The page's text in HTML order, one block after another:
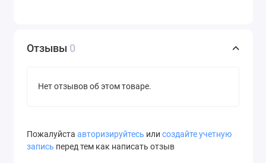
Отзывы 0
Нет отзывов об этом товаре.
Пожалуйста авторизируйтесь или создайте учетную
запись перед тем как написать отзыв